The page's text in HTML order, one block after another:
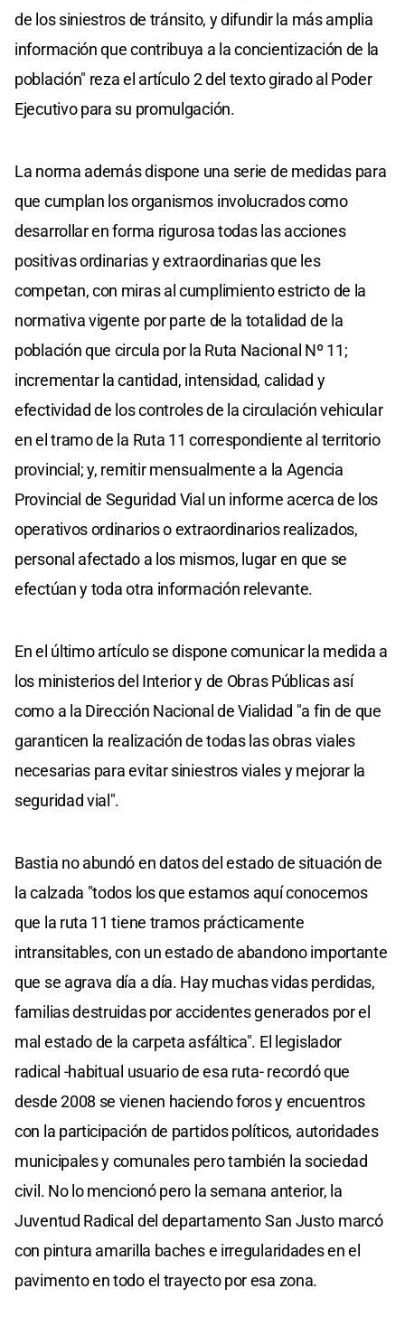
de los siniestros de tránsito, y difundir la más amplia
información que contribuya a la concientización de la
población" reza el artículo 2 del texto girado al Poder
Ejecutivo para su promulgación.
La norma además dispone una serie de medidas para
que cumplan los organismos involucrados como
desarrollar en forma rigurosa todas las acciones
positivas ordinarias y extraordinarias que les
competan, con miras al cumplimiento estricto de la
normativa vigente por parte de la totalidad de la
población que circula por la Ruta Nacional Nº 11;
incrementar la cantidad, intensidad, calidad y
efectividad de los controles de la circulación vehicular
en el tramo de la Ruta 11 correspondiente al territorio
provincial; y, remitir mensualmente a la Agencia
Provincial de Seguridad Vial un informe acerca de los
operativos ordinarios o extraordinarios realizados,
personal afectado a los mismos, lugar en que se
efectúan y toda otra información relevante.
En el último artículo se dispone comunicar la medida a
los ministerios del Interior y de Obras Públicas así
como a la Dirección Nacional de Vialidad "a fin de que
garanticen la realización de todas las obras viales
necesarias para evitar siniestros viales y mejorar la
seguridad vial".
Bastia no abundó en datos del estado de situación de
la calzada "todos los que estamos aquí conocemos
que la ruta 11 tiene tramos prácticamente
intransitables, con un estado de abandono importante
que se agrava día a día. Hay muchas vidas perdidas,
familias destruidas por accidentes generados por el
mal estado de la carpeta asfáltica". El legislador
radical -habitual usuario de esa ruta- recordó que
desde 2008 se vienen haciendo foros y encuentros
con la participación de partidos políticos, autoridades
municipales y comunales pero también la sociedad
civil. No lo mencionó pero la semana anterior, la
Juventud Radical del departamento San Justo marcó
con pintura amarilla baches e irregularidades en el
pavimento en todo el trayecto por esa zona.